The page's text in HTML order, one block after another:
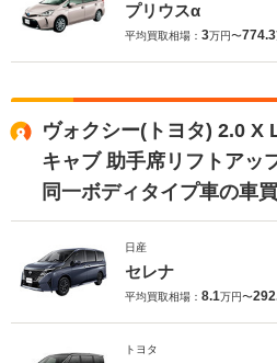
プリウスα
平均買取相場： 3万円〜774.3
ヴォクシー(トヨタ) 2.0 X
キャブ 助手席リフトアッ
同一ボディタイプ車の車
日産
セレナ
平均買取相場： 8.1万円〜
トヨタ